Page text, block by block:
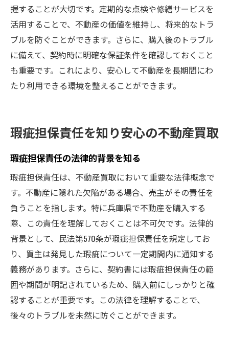
握することが大切です。定期的な点検や修繕サービスを
活用することで、不動産の価値を維持し、将来的なトラ
ブルを防ぐことができます。さらに、購入後のトラブル
に備えて、契約時に明確な保証条件を確認しておくこと
も重要です。これにより、安心して不動産を長期間にわ
たり利用できる環境を整えることができます。
瑕疵担保責任を知り安心の不動産買取
瑕疵担保責任の法律的背景を知る
瑕疵担保責任は、不動産買取において重要な法律概念で
す。不動産に隠れた欠陥がある場合、売主がその責任を
負うことを指します。特に兵庫県で不動産を購入する
際、この責任を理解しておくことは不可欠です。法律的
背景として、民法第570条が瑕疵担保責任を規定してお
り、買主は発見した瑕疵について一定期間内に通知する
義務があります。さらに、契約書には瑕疵担保責任の範
囲や期間が明記されているため、購入前にしっかりと確
認することが重要です。この法律を理解することで、
後々のトラブルを未然に防ぐことができます。